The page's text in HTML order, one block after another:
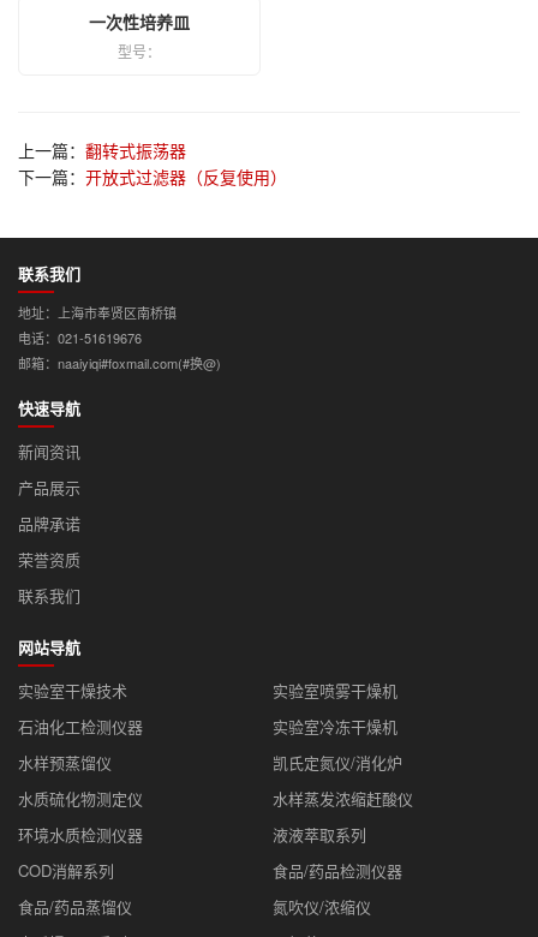
一次性培养皿
型号：
上一篇： 翻转式振荡器
下一篇： 开放式过滤器（反复使用）
联系我们
地址：上海市奉贤区南桥镇
电话：021-51619676
邮箱：naaiyiqi#foxmail.com(#换@)
快速导航
新闻资讯
产品展示
品牌承诺
荣誉资质
联系我们
网站导航
实验室干燥技术
实验室喷雾干燥机
石油化工检测仪器
实验室冷冻干燥机
水样预蒸馏仪
凯氏定氮仪/消化炉
水质硫化物测定仪
水样蒸发浓缩赶酸仪
环境水质检测仪器
液液萃取系列
COD消解系列
食品/药品检测仪器
食品/药品蒸馏仪
氮吹仪/浓缩仪